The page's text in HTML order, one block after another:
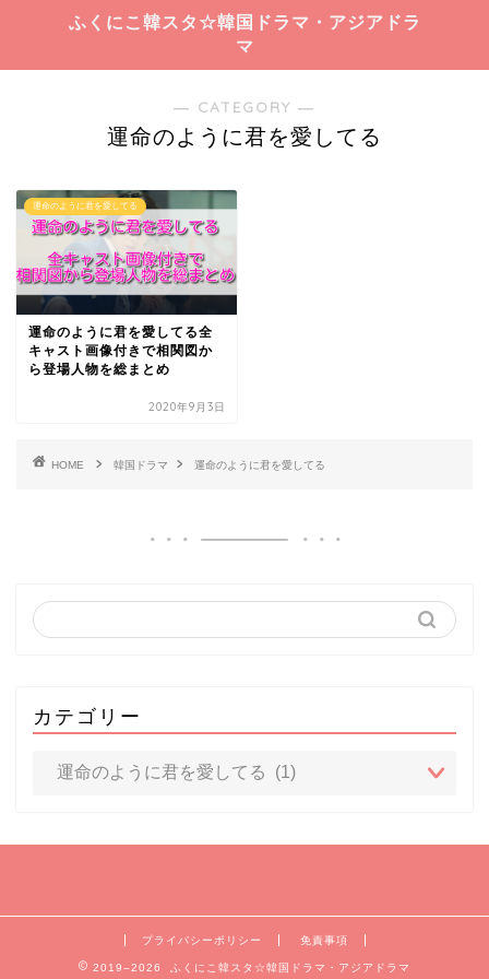
ふくにこ韓スタ☆韓国ドラマ・アジアドラ
マ
― CATEGORY ―
運命のように君を愛してる
運命のように君を愛してる
運命のように君を愛してる全
キャスト画像付きで相関図か
ら登場人物を総まとめ
2020年9月3日
HOME 韓国ドラマ 運命のように君を愛してる
カテゴリー
プライバシーポリシー 免責事項
2019–2026 ふくにこ韓スタ☆韓国ドラマ・アジアドラマ